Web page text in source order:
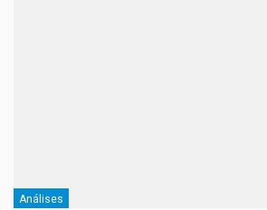
Análises